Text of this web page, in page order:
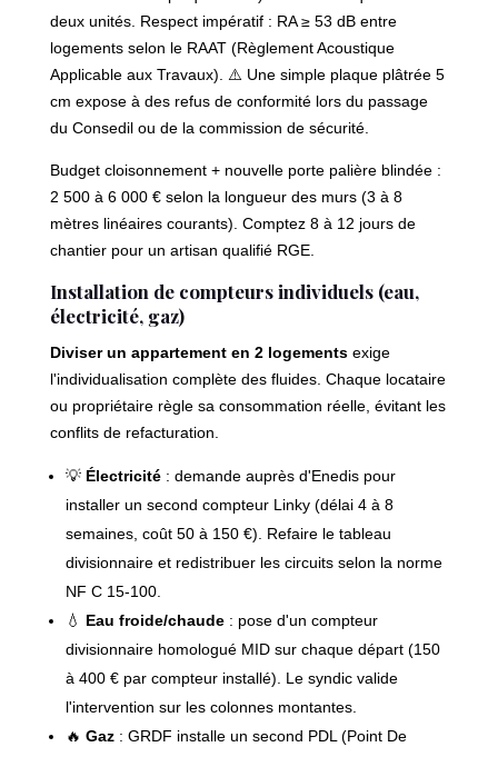
deux unités. Respect impératif : RA ≥ 53 dB entre
logements selon le RAAT (Règlement Acoustique
Applicable aux Travaux). ⚠️ Une simple plaque plâtrée 5
cm expose à des refus de conformité lors du passage
du Consedil ou de la commission de sécurité.
Budget cloisonnement + nouvelle porte palière blindée :
2 500 à 6 000 € selon la longueur des murs (3 à 8
mètres linéaires courants). Comptez 8 à 12 jours de
chantier pour un artisan qualifié RGE.
Installation de compteurs individuels (eau,
électricité, gaz)
Diviser un appartement en 2 logementsexige
l'individualisation complète des fluides. Chaque locataire
ou propriétaire règle sa consommation réelle, évitant les
conflits de refacturation.
💡 Électricité: demande auprès d'Enedis pour
installer un second compteur Linky (délai 4 à 8
semaines, coût 50 à 150 €). Refaire le tableau
divisionnaire et redistribuer les circuits selon la norme
NF C 15-100.
💧 Eau froide/chaude: pose d'un compteur
divisionnaire homologué MID sur chaque départ (150
à 400 € par compteur installé). Le syndic valide
l'intervention sur les colonnes montantes.
🔥 Gaz: GRDF installe un second PDL (Point De